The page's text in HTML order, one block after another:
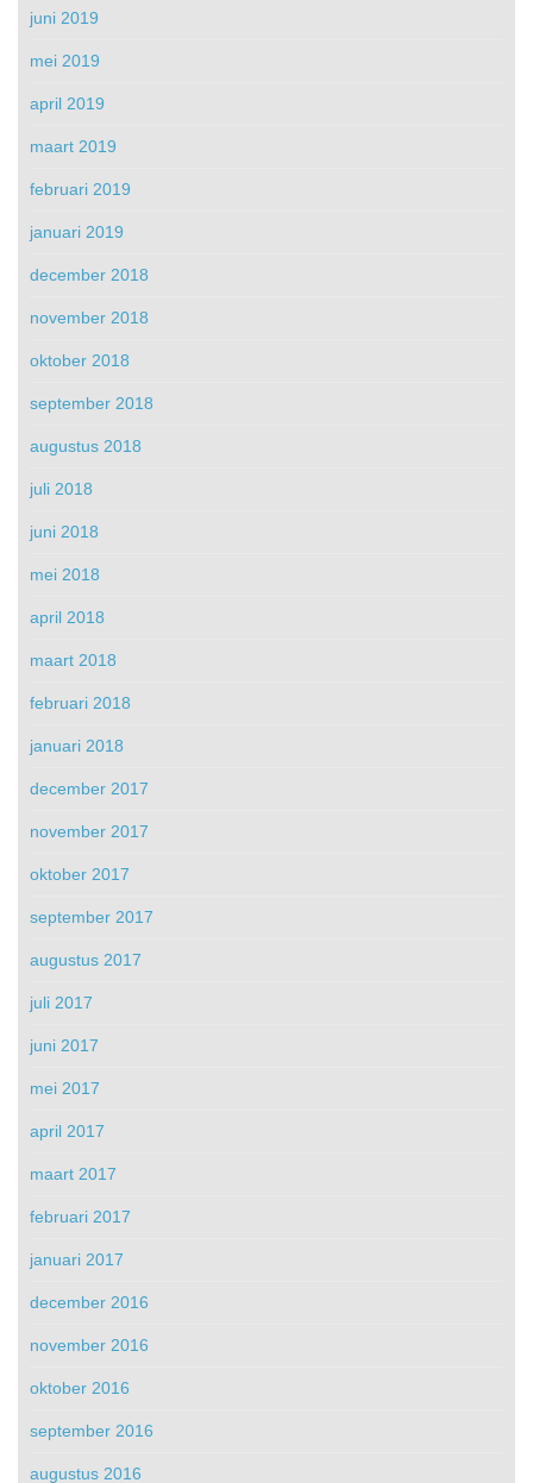
juni 2019
mei 2019
april 2019
maart 2019
februari 2019
januari 2019
december 2018
november 2018
oktober 2018
september 2018
augustus 2018
juli 2018
juni 2018
mei 2018
april 2018
maart 2018
februari 2018
januari 2018
december 2017
november 2017
oktober 2017
september 2017
augustus 2017
juli 2017
juni 2017
mei 2017
april 2017
maart 2017
februari 2017
januari 2017
december 2016
november 2016
oktober 2016
september 2016
augustus 2016